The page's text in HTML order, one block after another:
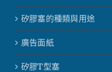
矽膠塞的種類與用途
廣告面紙
矽膠T型塞